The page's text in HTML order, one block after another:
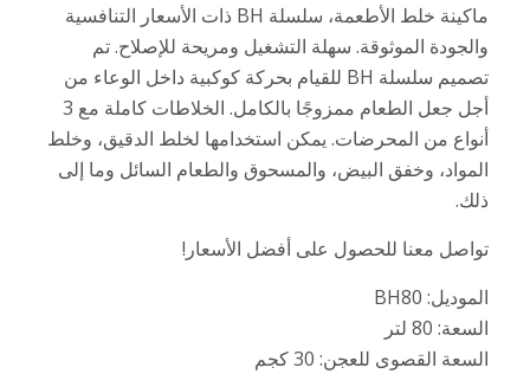
ماكينة خلط الأطعمة، سلسلة BH ذات الأسعار التنافسية
والجودة الموثوقة. سهلة التشغيل ومريحة للإصلاح. تم
تصميم سلسلة BH للقيام بحركة كوكبية داخل الوعاء من
أجل جعل الطعام ممزوجًا بالكامل. الخلاطات كاملة مع 3
أنواع من المحرضات. يمكن استخدامها لخلط الدقيق، وخلط
المواد، وخفق البيض، والمسحوق والطعام السائل وما إلى
ذلك.
تواصل معنا للحصول على أفضل الأسعار!
الموديل: BH80
السعة: 80 لتر
السعة القصوى للعجن: 30 كجم